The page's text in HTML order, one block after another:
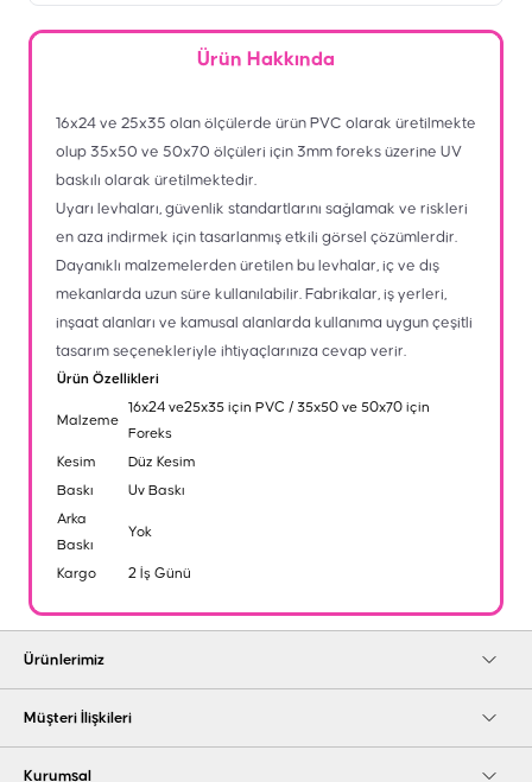
Ürün Hakkında
16x24 ve 25x35 olan ölçülerde ürün PVC olarak üretilmekte
olup 35x50 ve 50x70 ölçüleri için 3mm foreks üzerine UV
baskılı olarak üretilmektedir.
Uyarı levhaları, güvenlik standartlarını sağlamak ve riskleri
en aza indirmek için tasarlanmış etkili görsel çözümlerdir.
Dayanıklı malzemelerden üretilen bu levhalar, iç ve dış
mekanlarda uzun süre kullanılabilir. Fabrikalar, iş yerleri,
inşaat alanları ve kamusal alanlarda kullanıma uygun çeşitli
tasarım seçenekleriyle ihtiyaçlarınıza cevap verir.
Ürün Özellikleri
Malzeme
16x24 ve25x35 için PVC / 35x50 ve 50x70 için
Foreks
Kesim
Düz Kesim
Baskı
Uv Baskı
Arka
Baskı
Yok
Kargo 2 İş Günü
Ürünlerimiz
Müşteri İlişkileri
Kurumsal